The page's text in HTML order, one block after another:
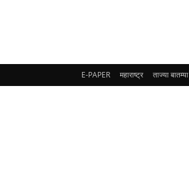
E-PAPER महाराष्ट्र ताज्या बातम्या